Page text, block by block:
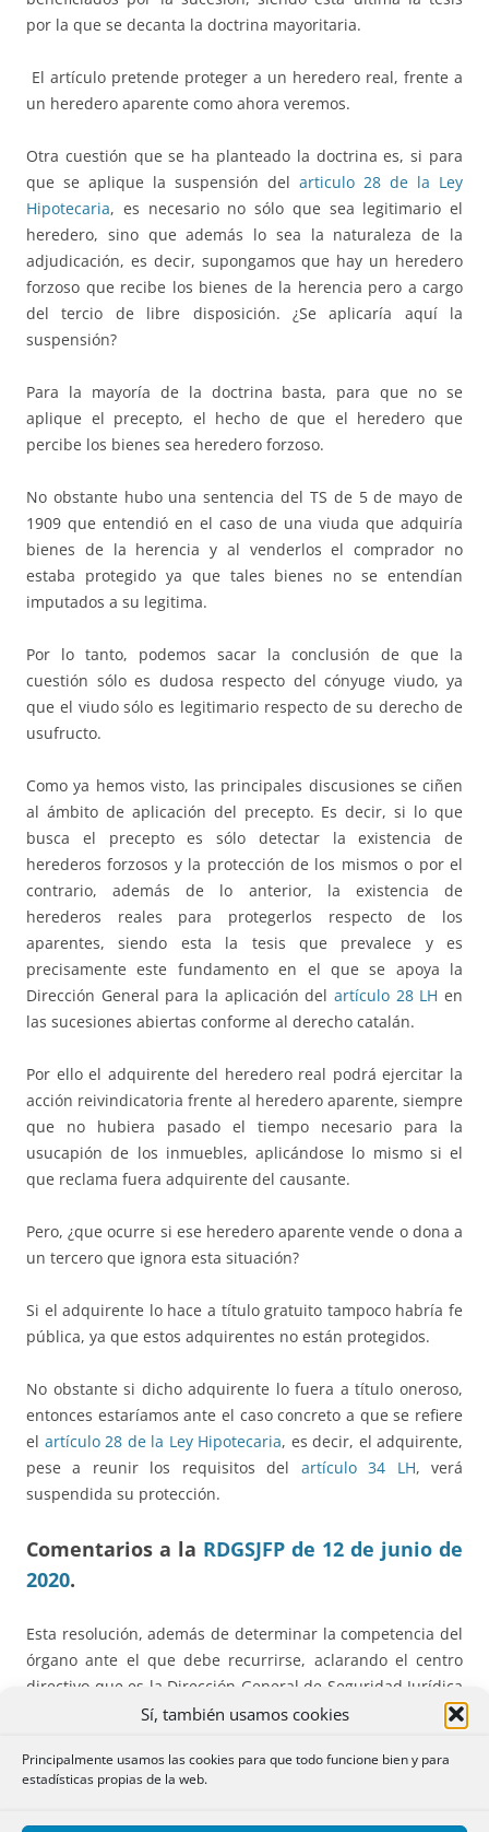
Sí, también usamos cookies
Principalmente usamos las cookies para que todo funcione bien y para
estadísticas propias de la web.
por la que se decanta la doctrina mayoritaria.
El artículo pretende proteger a un heredero real, frente a
un heredero aparente como ahora veremos.
Otra cuestión que se ha planteado la doctrina es, si para
que se aplique la suspensión del articulo 28 de la Ley
Hipotecaria, es necesario no sólo que sea legitimario el
heredero, sino que además lo sea la naturaleza de la
adjudicación, es decir, supongamos que hay un heredero
forzoso que recibe los bienes de la herencia pero a cargo
del tercio de libre disposición. ¿Se aplicaría aquí la
suspensión?
Para la mayoría de la doctrina basta, para que no se
aplique el precepto, el hecho de que el heredero que
percibe los bienes sea heredero forzoso.
No obstante hubo una sentencia del TS de 5 de mayo de
1909 que entendió en el caso de una viuda que adquiría
bienes de la herencia y al venderlos el comprador no
estaba protegido ya que tales bienes no se entendían
imputados a su legitima.
Por lo tanto, podemos sacar la conclusión de que la
cuestión sólo es dudosa respecto del cónyuge viudo, ya
que el viudo sólo es legitimario respecto de su derecho de
usufructo.
Como ya hemos visto, las principales discusiones se ciñen
al ámbito de aplicación del precepto. Es decir, si lo que
busca el precepto es sólo detectar la existencia de
herederos forzosos y la protección de los mismos o por el
contrario, además de lo anterior, la existencia de
herederos reales para protegerlos respecto de los
aparentes, siendo esta la tesis que prevalece y es
precisamente este fundamento en el que se apoya la
Dirección General para la aplicación del artículo 28 LH en
las sucesiones abiertas conforme al derecho catalán.
Por ello el adquirente del heredero real podrá ejercitar la
acción reivindicatoria frente al heredero aparente, siempre
que no hubiera pasado el tiempo necesario para la
usucapión de los inmuebles, aplicándose lo mismo si el
que reclama fuera adquirente del causante.
Pero, ¿que ocurre si ese heredero aparente vende o dona a
un tercero que ignora esta situación?
Si el adquirente lo hace a título gratuito tampoco habría fe
pública, ya que estos adquirentes no están protegidos.
No obstante si dicho adquirente lo fuera a título oneroso,
entonces estaríamos ante el caso concreto a que se refiere
el artículo 28 de la Ley Hipotecaria, es decir, el adquirente,
pese a reunir los requisitos del artículo 34 LH, verá
suspendida su protección.
Comentarios a la RDGSJFP de 12 de junio de
2020.
Esta resolución, además de determinar la competencia del
órgano ante el que debe recurrirse, aclarando el centro
directivo que es la Dirección General de Seguridad Jurídica
y Fe Pública, trata sobre el tema que aquí nos interesa, que
que como sabemos la legítima es ¨pars valoris¨.